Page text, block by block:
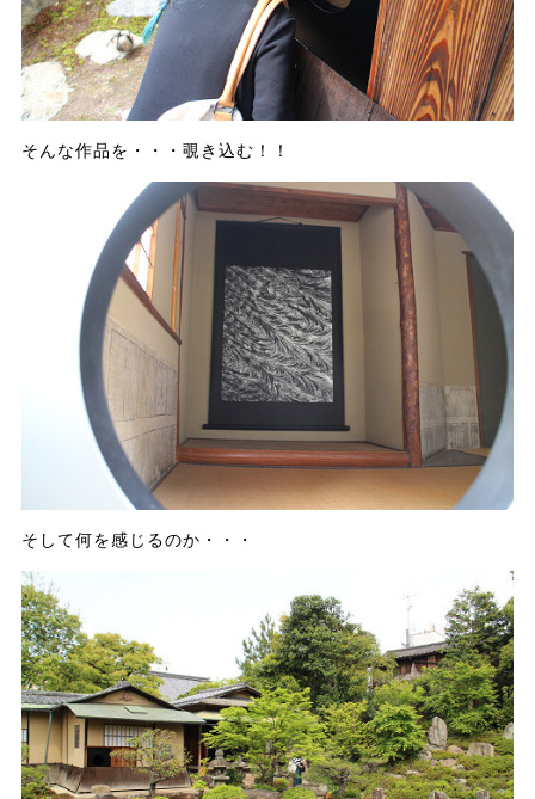
そんな作品を・・・覗き込む！！
そして何を感じるのか・・・